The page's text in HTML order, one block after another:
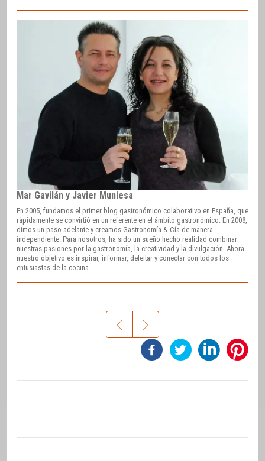
Mar Gavilán y Javier Muniesa
En 2005, fundamos el primer blog gastronómico colaborativo en España, que
rápidamente se convirtió en un referente en el ámbito gastronómico. En 2008,
dimos un paso adelante y creamos Gastronomía & Cía de manera
independiente. Para nosotros, ha sido un sueño hecho realidad combinar
nuestras pasiones por la gastronomía, la creatividad y la divulgación. Ahora
nuestro objetivo es inspirar, informar, deleitar y conectar con todos los
entusiastas de la cocina.